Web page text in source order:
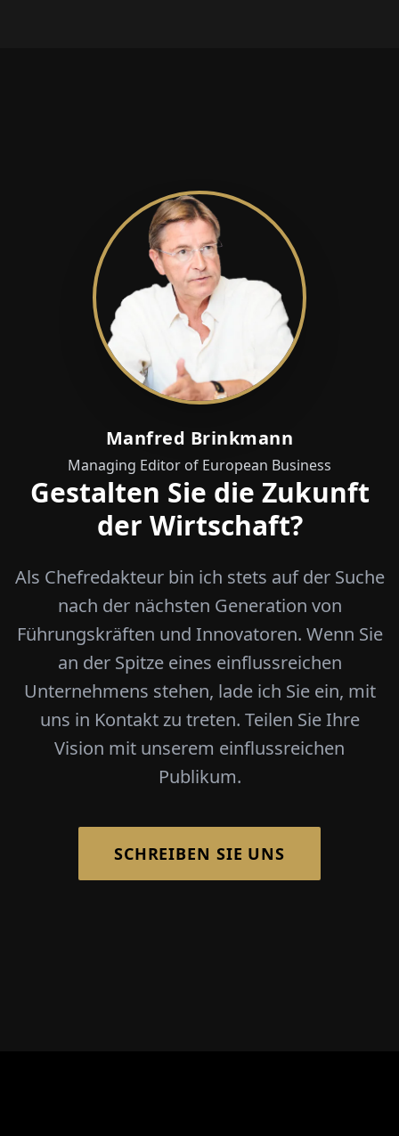
Manfred Brinkmann
Managing Editor of European Business
Gestalten Sie die Zukunft
der Wirtschaft?
Als Chefredakteur bin ich stets auf der Suche
nach der nächsten Generation von
Führungskräften und Innovatoren. Wenn Sie
an der Spitze eines einflussreichen
Unternehmens stehen, lade ich Sie ein, mit
uns in Kontakt zu treten. Teilen Sie Ihre
Vision mit unserem einflussreichen
Publikum.
SCHREIBEN SIE UNS